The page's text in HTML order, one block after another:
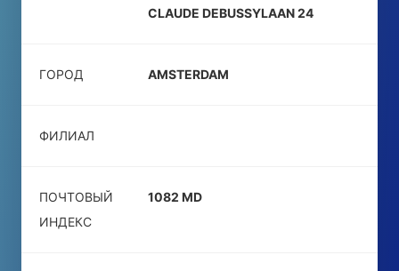
CLAUDE DEBUSSYLAAN 24
ГОРОД AMSTERDAM
ФИЛИАЛ
ПОЧТОВЫЙ
ИНДЕКС
1082 MD